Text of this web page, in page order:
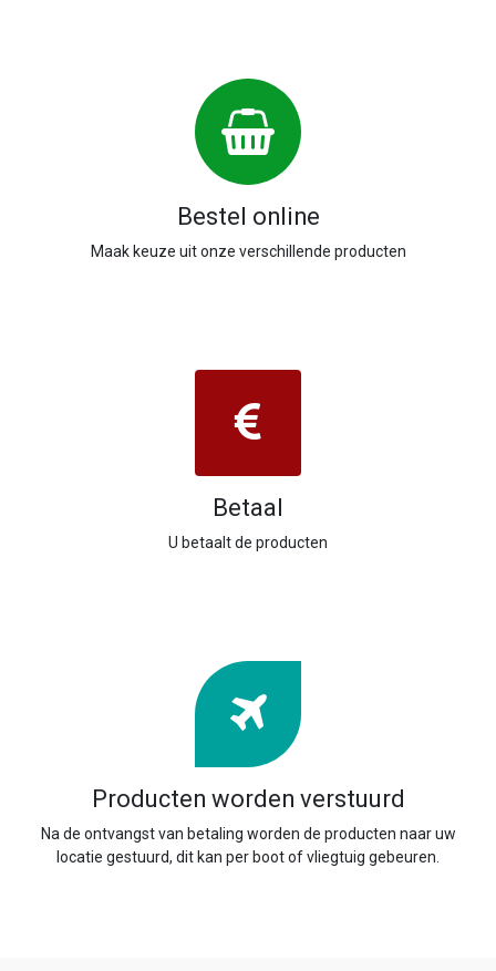
Bestel online
Maak keuze uit onze verschillende producten
Betaal
U betaalt de producten
Producten worden verstuurd
Na de ontvangst van betaling worden de producten naar uw
locatie gestuurd, dit kan per boot of vliegtuig gebeuren.